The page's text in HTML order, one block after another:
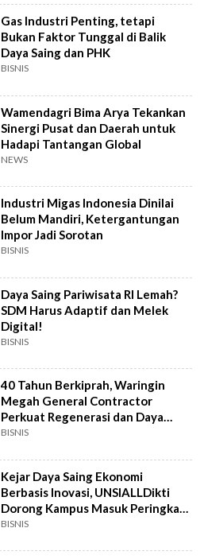
Gas Industri Penting, tetapi
Bukan Faktor Tunggal di Balik
Daya Saing dan PHK
BISNIS
Wamendagri Bima Arya Tekankan
Sinergi Pusat dan Daerah untuk
Hadapi Tantangan Global
NEWS
Industri Migas Indonesia Dinilai
Belum Mandiri, Ketergantungan
Impor Jadi Sorotan
BISNIS
Daya Saing Pariwisata RI Lemah?
SDM Harus Adaptif dan Melek
Digital!
BISNIS
40 Tahun Berkiprah, Waringin
Megah General Contractor
Perkuat Regenerasi dan Daya
Saing Bisnis
BISNIS
Kejar Daya Saing Ekonomi
Berbasis Inovasi, UNSIALLDikti
Dorong Kampus Masuk Peringkat
Global WURI
BISNIS